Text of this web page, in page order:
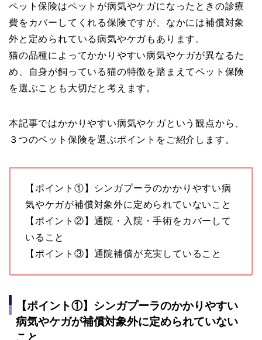
ペット保険はペットが病気やケガになったときの診療
費をカバーしてくれる保険ですが、なかには補償対象
外と定められている病気やケガもあります。
猫の品種によってかかりやすい病気やケガが異なるた
め、自身が飼っている猫の特徴を踏まえてペット保険
を選ぶことも大切だと考えます。
本記事ではかかりやすい病気やケガという観点から、
３つのペット保険を選ぶポイントをご紹介します。
【ポイント①】シンガプーラのかかりやすい病
気やケガが補償対象外に定められていないこと
【ポイント②】通院・入院・手術をカバーして
いること
【ポイント③】通院補償が充実していること
【ポイント①】シンガプーラのかかりやすい
病気やケガが補償対象外に定められていない
こと